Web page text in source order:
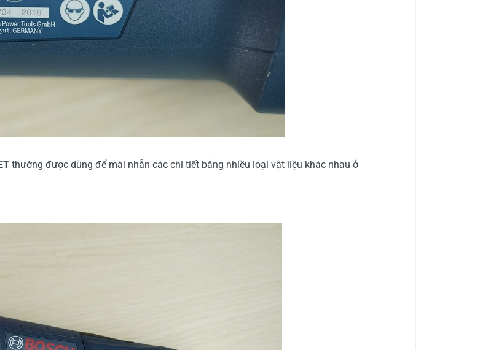
thường được dùng để mài nhẵn các chi tiết bằng nhiều loại vật liệu khác nhau ở